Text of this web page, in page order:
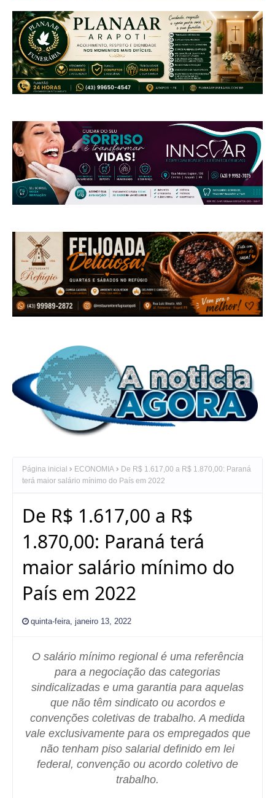
Página inicial ECONOMIA
De R$ 1.617,00 a R$ 1.870,00: Paraná
terá maior salário mínimo do País em 2022
De R$ 1.617,00 a R$
1.870,00: Paraná terá
maior salário mínimo do
País em 2022
quinta-feira, janeiro 13, 2022
O salário mínimo regional é uma referência
para a negociação das categorias
sindicalizadas e uma garantia para aquelas
que não têm sindicato ou acordos e
convenções coletivas de trabalho. A medida
vale exclusivamente para os empregados que
não tenham piso salarial definido em lei
federal, convenção ou acordo coletivo de
trabalho.